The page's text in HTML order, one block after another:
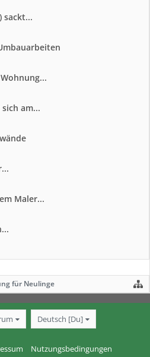
sackt...
am...
Maler...
für Neulinge
Deutsch [Du]
Nutzungsbedingungen